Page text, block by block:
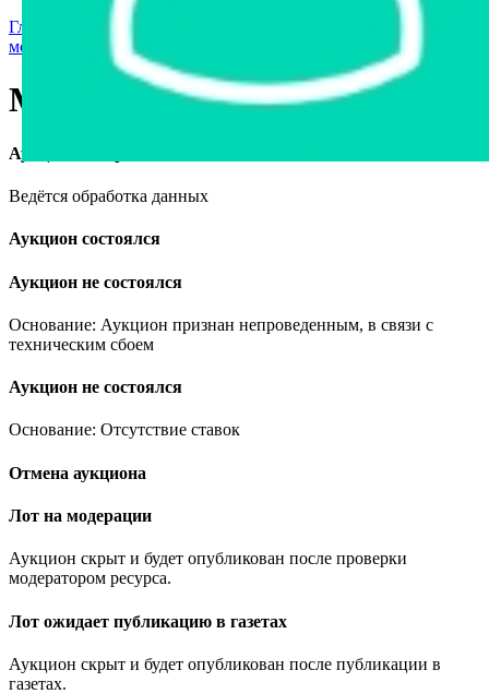
Главная страница
мобильности
› Мотоцикл ИЖ Планета 5
Мотоцикл ИЖ Планета 5
Аукцион завершён
Ведётся обработка данных
Аукцион состоялся
Аукцион не состоялся
Основание: Аукцион признан непроведенным, в связи с
техническим сбоем
Аукцион не состоялся
Основание: Отсутствие ставок
Отмена аукциона
Лот на модерации
Аукцион скрыт и будет опубликован после проверки
модератором ресурса.
Лот ожидает публикацию в газетах
Аукцион скрыт и будет опубликован после публикации в
газетах.